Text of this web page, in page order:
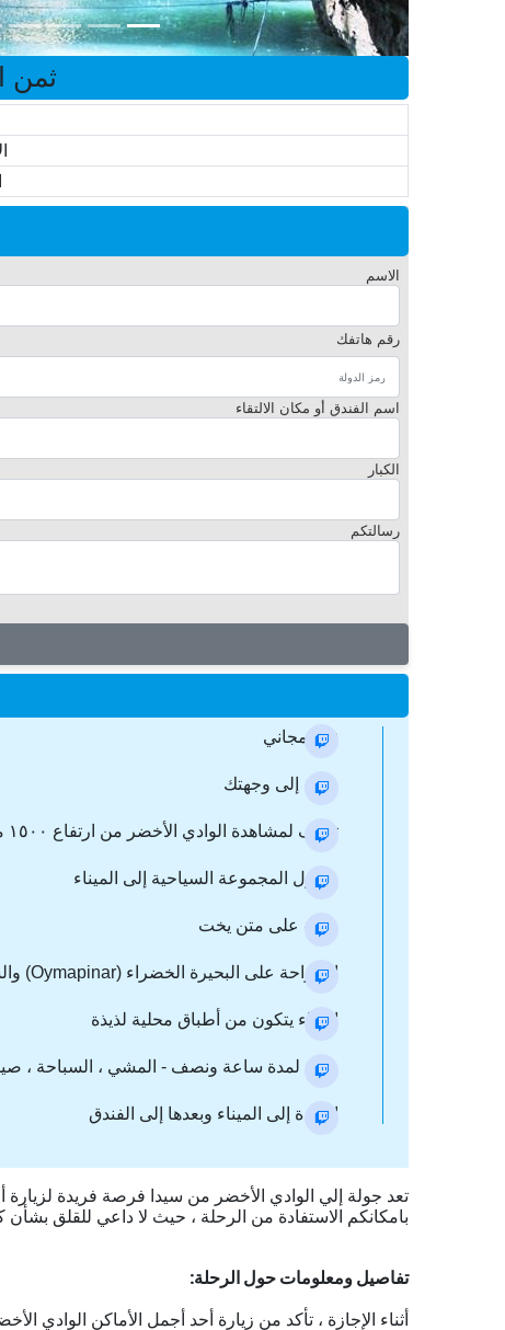
ثمن
الاسم
رقم هاتفك
اسم الفندق أو مكان الالتقاء
الكبار
رسالتكم
نقل مجاني
رحلة إلى وجهتك
توقف لمشاهدة الوادي الأخضر من ارتفاع ۱٥۰۰ متر ( Green Canyon)
وصول المجموعة السياحية إلى الميناء
جولة على متن يخت
استراحة على البحيرة الخضراء (Oymapinar) والسبحة في مياهها لمن يرغب في ذلك
الغداء يتكون من أطباق محلية لذيذة
راحة لمدة ساعة ونصف - المشي ، السباحة ،
العودة إلى الميناء وبعدها إلى الفندق
تعد جولة إلي الوادي الأخضر من سيدا فرصة فريدة لزيارة
بامكانكم الاستفادة من الرحلة ، حيث لا داعي للقلق بشأن
تفاصيل ومعلومات حول الرحلة: